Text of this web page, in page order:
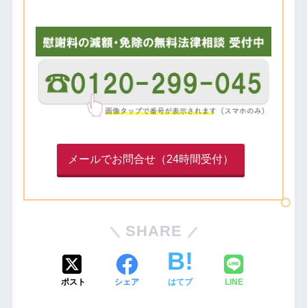
メールでお問合せ（24時間受付）
SHARE
ポスト シェア はてブ LINE